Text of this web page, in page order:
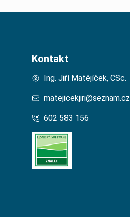
Kontakt
Ing. Jiří Matějíček, CSc.
matejicekjiri@seznam.cz
602 583 156
Domů – Lesní Znalec